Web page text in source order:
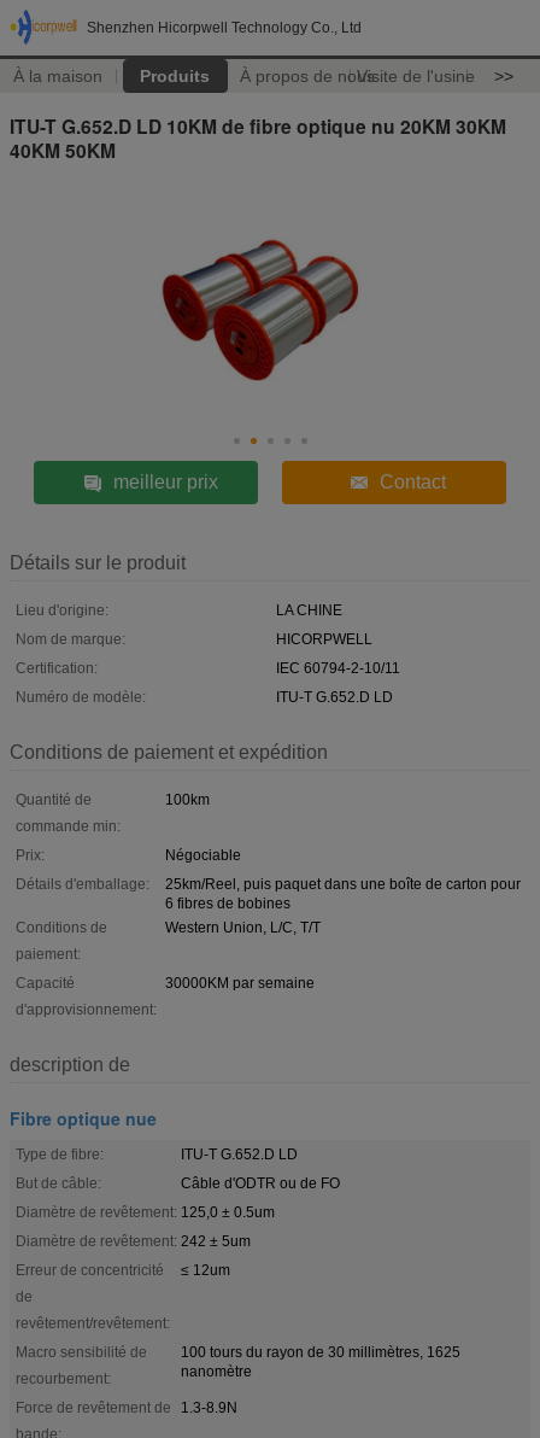
Shenzhen Hicorpwell Technology Co., Ltd
À la maison Produits À propos de nousVisite de l'usine >>
ITU-T G.652.D LD 10KM de fibre optique nu 20KM 30KM
40KM 50KM
meilleur prix Contact
Détails sur le produit
Lieu d'origine:
LA CHINE
Nom de marque:
HICORPWELL
Certification:
IEC 60794-2-10/11
Numéro de modèle:
ITU-T G.652.D LD
Conditions de paiement et expédition
Quantité de
commande min:
100km
Prix:
Négociable
Détails d'emballage:
25km/Reel, puis paquet dans une boîte de carton pour
6 fibres de bobines
Conditions de
paiement:
Western Union, L/C, T/T
Capacité
d'approvisionnement:
30000KM par semaine
description de
Fibre optique nue
Type de fibre:
ITU-T G.652.D LD
But de câble:
Câble d'ODTR ou de FO
Diamètre de revêtement: 125,0 ± 0.5um
Diamètre de revêtement: 242 ± 5um
Erreur de concentricité
de
revêtement/revêtement:
≤ 12um
Macro sensibilité de
recourbement:
100 tours du rayon de 30 millimètres, 1625
nanomètre
Force de revêtement de
bande:
1.3-8.9N